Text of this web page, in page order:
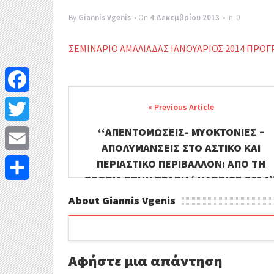
By Giannis Vgenis • On 4 Δεκεμβρίου 2013 • In 0
ΣΕΜΙΝΑΡΙΟ ΑΜΑΛΙΑΔΑΣ ΙΑΝΟΥΑΡΙΟΣ 2014
navigation
‘‘ΑΠΕΝΤΟΜΩΣΕΙΣ- ΜΥΟΚΤΟΝΙΕΣ –
ΑΠΟΛΥΜΑΝΣΕΙΣ ΣΤΟ ΑΣΤΙΚΟ ΚΑΙ
ΠΕΡΙΑΣΤΙΚΟ ΠΕΡΙΒΑΛΛΟΝ: ΑΠΟ ΤΗ
ΘΕΩΡΙΑ ΣΤΗΝ ΠΡΑΞΗ ( ΜΑΡΤΙΟΣ
About Giannis Vgenis
Αφήστε μια απάντηση
F
a
c
e
b
o
o
T
w
i
t
t
e
E
m
a
i
l
Μ
ο
ι
ρ